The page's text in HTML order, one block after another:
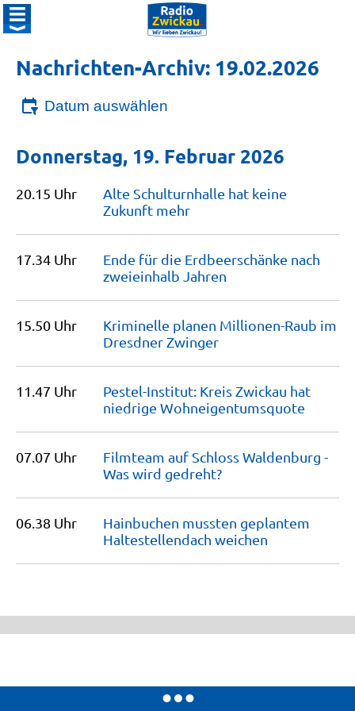
Nachrichten-Archiv: 19.02.2026
Datum auswählen
Donnerstag, 19. Februar 2026
20.15 Uhr
Alte Schulturnhalle hat keine
Zukunft mehr
17.34 Uhr
Ende für die Erdbeerschänke nach
zweieinhalb Jahren
15.50 Uhr
Kriminelle planen Millionen-Raub im
Dresdner Zwinger
11.47 Uhr
Pestel-Institut: Kreis Zwickau hat
niedrige Wohneigentumsquote
07.07 Uhr
Filmteam auf Schloss Waldenburg -
Was wird gedreht?
06.38 Uhr
Hainbuchen mussten geplantem
Haltestellendach weichen